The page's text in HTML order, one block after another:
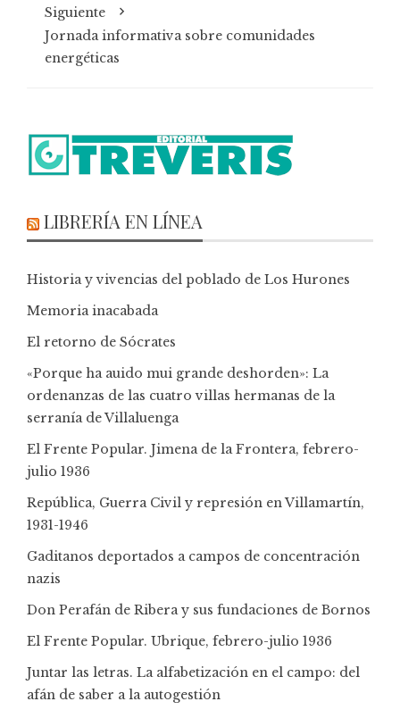
Siguiente
Jornada informativa sobre comunidades
energéticas
LIBRERÍA EN LÍNEA
Historia y vivencias del poblado de Los Hurones
Memoria inacabada
El retorno de Sócrates
«Porque ha auido mui grande deshorden»: La
ordenanzas de las cuatro villas hermanas de la
serranía de Villaluenga
El Frente Popular. Jimena de la Frontera, febrero-
julio 1936
República, Guerra Civil y represión en Villamartín,
1931-1946
Gaditanos deportados a campos de concentración
nazis
Don Perafán de Ribera y sus fundaciones de Bornos
El Frente Popular. Ubrique, febrero-julio 1936
Juntar las letras. La alfabetización en el campo: del
afán de saber a la autogestión